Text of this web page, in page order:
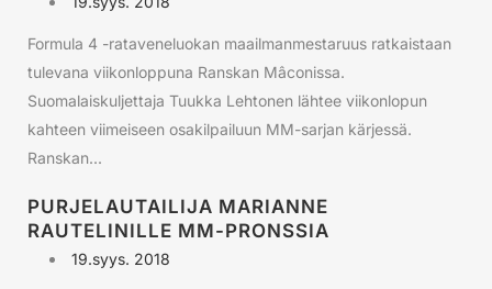
Formula 4 -rataveneluokan maailmanmestaruus ratkaistaan
tulevana viikonloppuna Ranskan Mâconissa.
Suomalaiskuljettaja Tuukka Lehtonen lähtee viikonlopun
kahteen viimeiseen osakilpailuun MM-sarjan kärjessä.
Ranskan...
PURJELAUTAILIJA MARIANNE
RAUTELINILLE MM-PRONSSIA
19.syys. 2018